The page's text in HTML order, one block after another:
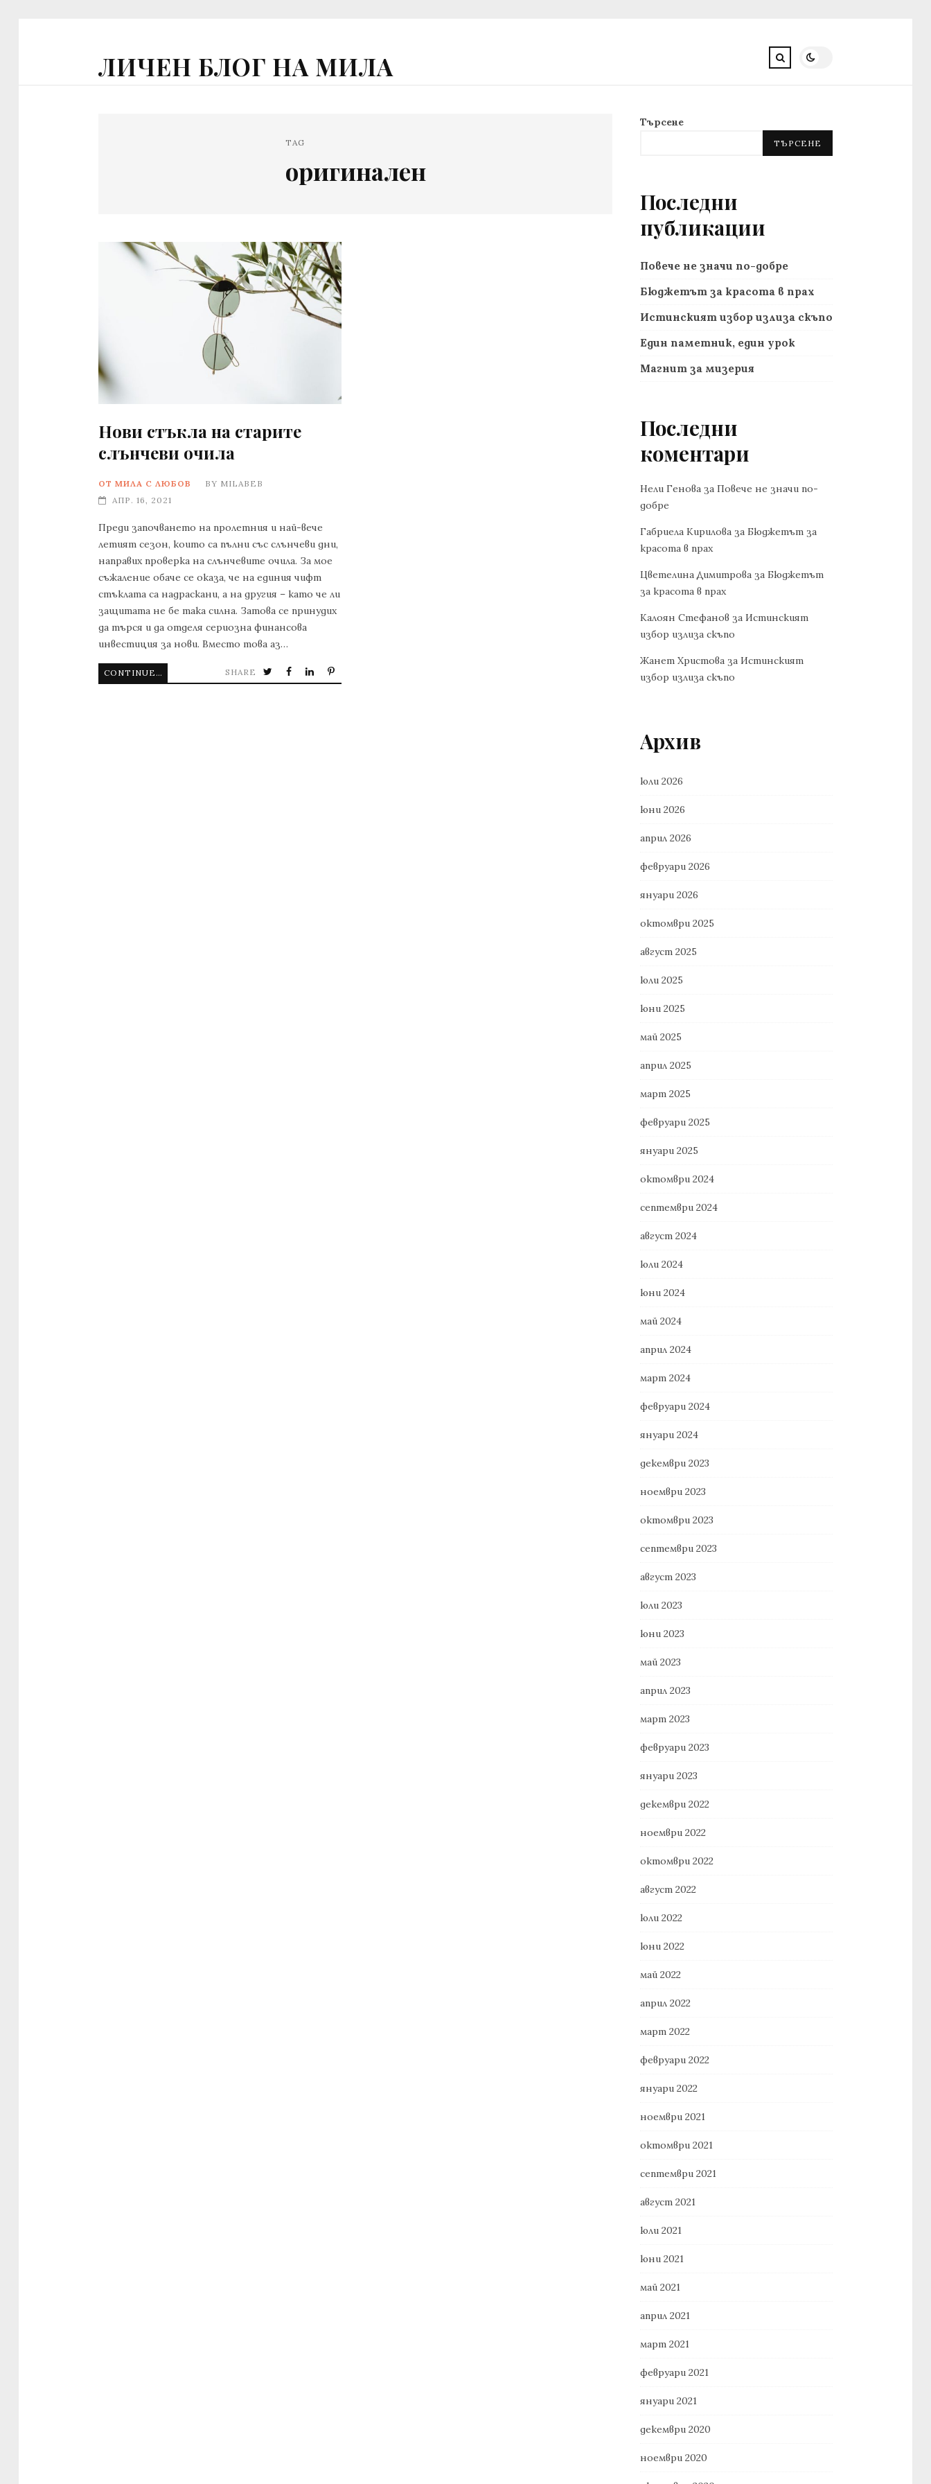
ЛИЧЕН БЛОГ НА МИЛА
TAG
оригинален
Нови стъкла на старите
слънчеви очила
ОТ МИЛА С ЛЮБОВ BY MILABEB
АПР. 16, 2021
Преди започването на пролетния и най-вече
летият сезон, които са пълни със слънчеви дни,
направих проверка на слънчевите очила. За мое
съжаление обаче се оказа, че на единия чифт
стъклата са надраскани, а на другия – като че ли
защитата не бе така силна. Затова се принудих
да търся и да отделя сериозна финансова
инвестиция за нови. Вместо това аз…
CONTINUE READING SHARE
Търсене
ТЪРСЕНЕ
Последни
публикации
Повече не значи по-добре
Бюджетът за красота в прах
Истинският избор излиза скъпо
Един паметник, един урок
Магнит за мизерия
Последни
коментари
Нели Генова за Повече не значи по-
добре
Габриела Кирилова за Бюджетът за
красота в прах
Цветелина Димитрова за Бюджетът
за красота в прах
Калоян Стефанов за Истинският
избор излиза скъпо
Жанет Христова за Истинският
избор излиза скъпо
Архив
юли 2026
юни 2026
април 2026
февруари 2026
януари 2026
октомври 2025
август 2025
юли 2025
юни 2025
май 2025
април 2025
март 2025
февруари 2025
януари 2025
октомври 2024
септември 2024
август 2024
юли 2024
юни 2024
май 2024
април 2024
март 2024
февруари 2024
януари 2024
декември 2023
ноември 2023
октомври 2023
септември 2023
август 2023
юли 2023
юни 2023
май 2023
април 2023
март 2023
февруари 2023
януари 2023
декември 2022
ноември 2022
октомври 2022
август 2022
юли 2022
юни 2022
май 2022
април 2022
март 2022
февруари 2022
януари 2022
ноември 2021
октомври 2021
септември 2021
август 2021
юли 2021
юни 2021
май 2021
април 2021
март 2021
февруари 2021
януари 2021
декември 2020
ноември 2020